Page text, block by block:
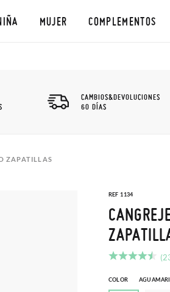
MUJER COMPLEMENTOS
CAMBIOS&DEVOLUCIONES
60 DÍAS
ZAPATILLAS
REF 1134
COLOR